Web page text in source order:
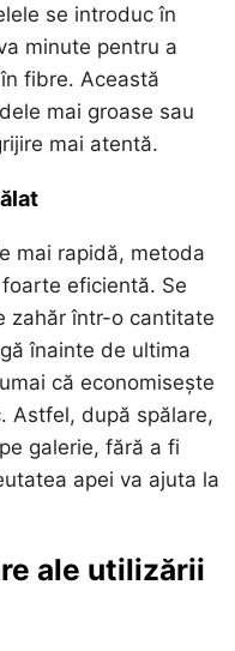
se introduc în
minute pentru a
fibre. Această
mai groase sau
mai atentă.
mai rapidă, metoda
eficientă. Se
zahăr într-o cantitate
înainte de ultima
că economisește
Astfel, după spălare,
galerie, fără a fi
apei va ajuta la
ale utilizării